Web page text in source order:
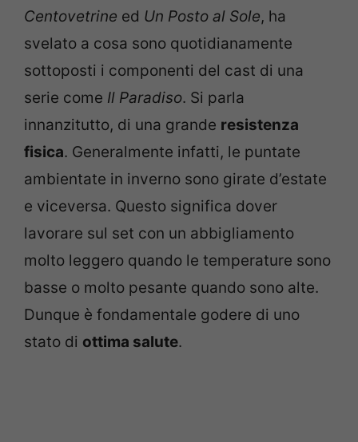
Centovetrine ed Un Posto al Sole, ha
svelato a cosa sono quotidianamente
sottoposti i componenti del cast di una
serie come Il Paradiso. Si parla
innanzitutto, di una grande resistenza
fisica. Generalmente infatti, le puntate
ambientate in inverno sono girate d’estate
e viceversa. Questo significa dover
lavorare sul set con un abbigliamento
molto leggero quando le temperature sono
basse o molto pesante quando sono alte.
Dunque è fondamentale godere di uno
stato di ottima salute.